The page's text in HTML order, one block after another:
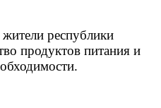
республики
продуктов питания и